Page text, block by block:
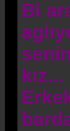
Bi
kız...